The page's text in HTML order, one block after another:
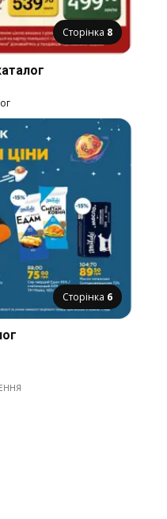
Сторінка 8
Сторінка 6